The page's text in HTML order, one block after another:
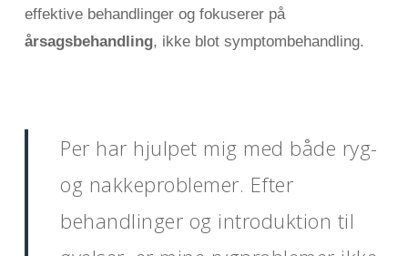
effektive behandlinger og fokuserer på
årsagsbehandling, ikke blot symptombehandling.
Per har hjulpet mig med både ryg-
og nakkeproblemer. Efter
behandlinger og introduktion til